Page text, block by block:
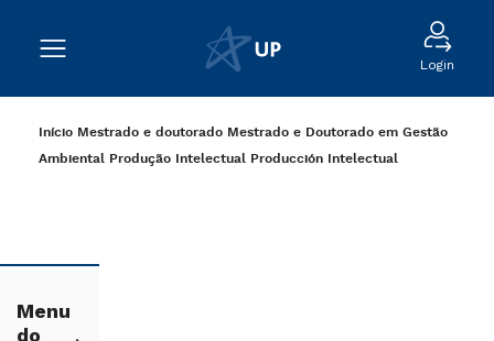
Login
Início Mestrado e doutorado Mestrado e Doutorado em Gestão
Ambiental Produção Intelectual Producción Intelectual
Menu
do